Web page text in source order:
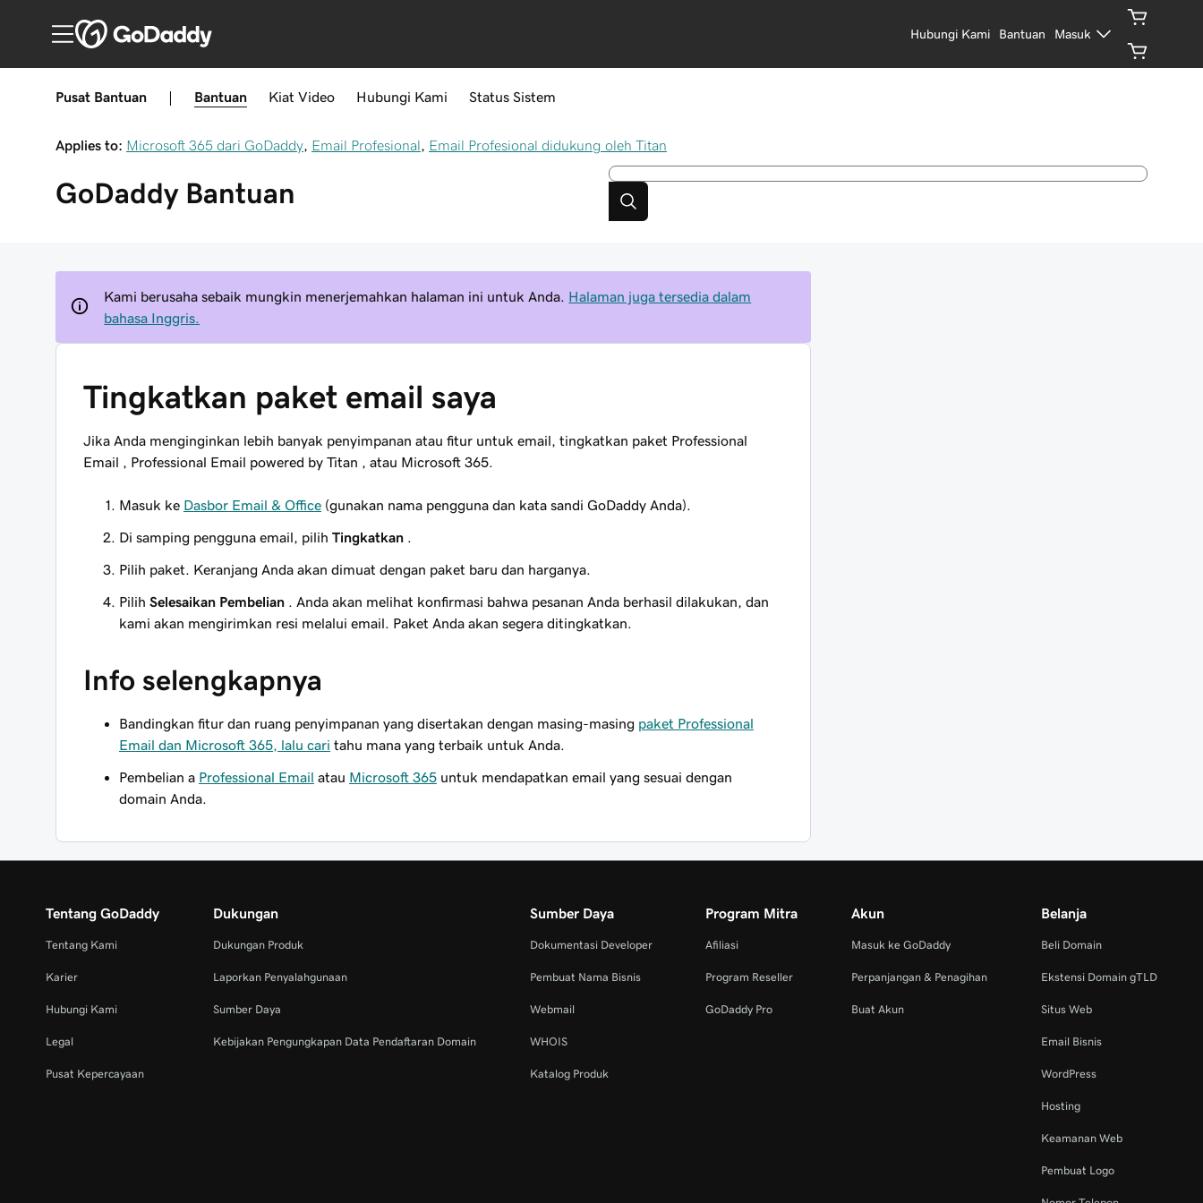
Hubungi Kami Bantuan Masuk
Pusat Bantuan Bantuan Kiat Video Hubungi Kami Status Sistem
Applies to: Microsoft 365 dari GoDaddy Email Profesional Email Profesional didukung oleh Titan
GoDaddy Bantuan
Kami berusaha sebaik mungkin menerjemahkan halaman ini untuk Anda.
Halaman juga tersedia dalam
bahasa Inggris.
Tingkatkan paket email saya
Jika Anda menginginkan lebih banyak penyimpanan atau fitur untuk email, tingkatkan paket Professional
Email , Professional Email powered by Titan , atau Microsoft 365.
Masuk ke Dasbor Email & Office (gunakan nama pengguna dan kata sandi GoDaddy Anda).
Di samping pengguna email, pilih Tingkatkan
Pilih paket. Keranjang Anda akan dimuat dengan paket baru dan harganya.
Pilih Selesaikan Pembelian . Anda akan melihat konfirmasi bahwa pesanan Anda berhasil dilakukan, dan
kami akan mengirimkan resi melalui email. Paket Anda akan segera ditingkatkan.
Info selengkapnya
Bandingkan fitur dan ruang penyimpanan yang disertakan dengan masing-masing paket Professional
Email dan Microsoft 365, lalu cari tahu mana yang terbaik untuk Anda.
Pembelian a Professional Email atau Microsoft 365 untuk mendapatkan email yang sesuai dengan
domain Anda.
Tentang GoDaddy
Tentang Kami
Karier
Hubungi Kami
Legal
Pusat Kepercayaan
Dukungan
Dukungan Produk
Laporkan Penyalahgunaan
Sumber Daya
Kebijakan Pengungkapan Data Pendaftaran Domain
Sumber Daya
Dokumentasi Developer
Pembuat Nama Bisnis
Webmail
WHOIS
Katalog Produk
Program Mitra
Afiliasi
Program Reseller
GoDaddy Pro
Akun
Masuk ke GoDaddy
Perpanjangan & Penagihan
Buat Akun
Belanja
Beli Domain
Ekstensi Domain gTLD
Situs Web
Email Bisnis
WordPress
Hosting
Keamanan Web
Pembuat Logo